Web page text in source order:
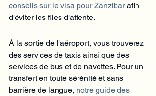
conseils sur le visa pour Zanzibar afin
d'éviter les files d'attente.
À la sortie de l'aéroport, vous trouverez
des services de taxis ainsi que des
services de bus et de navettes. Pour un
transfert en toute sérénité et sans
barrière de langue, notre guide des